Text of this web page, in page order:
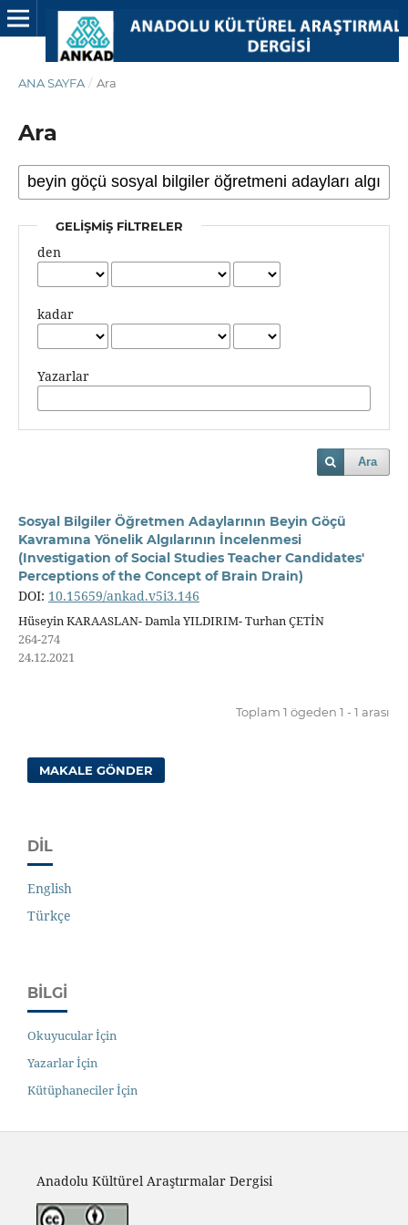
ANA SAYFA / Ara
Ara
GELIŞMIŞ FILTRELER
den
kadar
Yazarlar
Ara
Sosyal Bilgiler Öğretmen Adaylarının Beyin Göçü
Kavramına Yönelik Algılarının İncelenmesi
(Investigation of Social Studies Teacher Candidates'
Perceptions of the Concept of Brain Drain)
DOI: 10.15659/ankad.v5i3.146
Hüseyin KARAASLAN- Damla YILDIRIM- Turhan ÇETİN
264-274
24.12.2021
Toplam 1 ögeden 1 - 1 arası
MAKALE GÖNDER
DIL
English
Türkçe
BILGI
Okuyucular İçin
Yazarlar İçin
Kütüphaneciler İçin
Anadolu Kültürel Araştırmalar Dergisi